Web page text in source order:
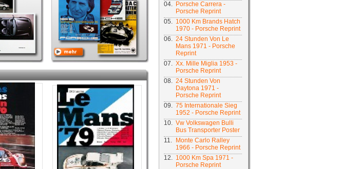
04. Porsche Carrera -
Porsche Reprint
05. 1000 Km Brands Hatch
1970 - Porsche Reprint
06. 24 Stunden Von Le
Mans 1971 - Porsche
Reprint
07. Xx. Mille Miglia 1953 -
Porsche Reprint
08. 24 Stunden Von
Daytona 1971 -
Porsche Reprint
09. 75 Internationale Sieg
1952 - Porsche Reprint
10. Vw Volkswagen Bulli
Bus Transporter Poster
11.
Monte Carlo Ralley
1966 - Porsche Reprint
12. 1000 Km Spa 1971 -
Porsche Reprint